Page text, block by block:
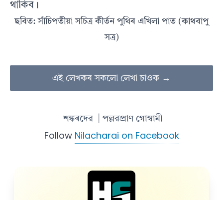
থাকিব।
ছবিত: সাঁচিপতীয়া সচিত্ৰ কীৰ্তন পুথিৰ এখিলা পাত (কাথবাপু
সত্ৰ)
এই লেখকৰ সকলো লেখা চাওক →
শঙ্কৰদেৱ | পল্লৱপ্ৰাণ গোস্বামী
Follow Nilacharai on Facebook